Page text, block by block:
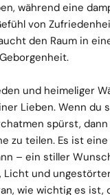
während eine
von
den Raum in
und heimeliger
Lieben. Wenn du
spürst,
zu teilen. Es ist
– ein stiller
Licht und
wie wichtig es ist,